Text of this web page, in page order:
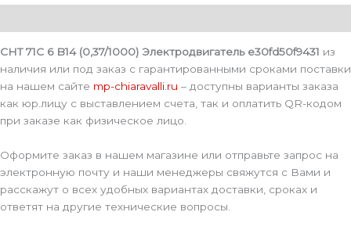
CHT 71C 6 B14 (0,37/1000) Электродвигатель e30fd50f9431 из
наличия или под заказ с гарантированными сроками поставки
на нашем сайте mp-chiaravalli.ru – доступны варианты заказа
как юр.лицу с выставлением счета, так и оплатить QR-кодом
при заказе как физическое лицо.
Оформите заказ в нашем магазине или отправьте запрос на
электронную почту и наши менеджеры свяжутся с Вами и
расскажут о всех удобных вариантах доставки, сроках и
ответят на другие технические вопросы.